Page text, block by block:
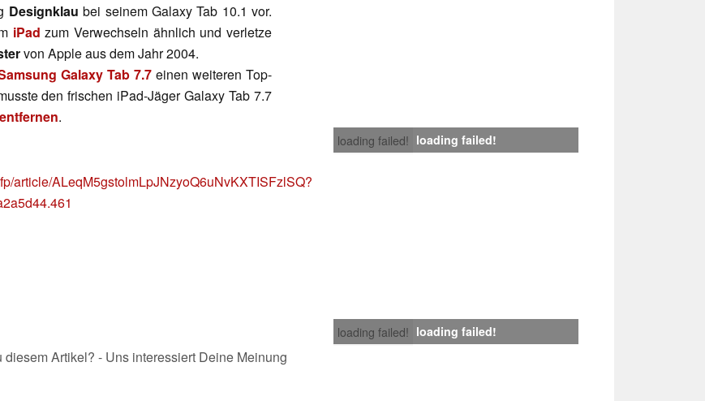
Designklau bei seinem Galaxy Tab 10.1 vor.
iPad zum Verwechseln ähnlich und verletze
von Apple aus dem Jahr 2004.
Galaxy Tab 7.7einen weiteren Top-
den frischen iPad-Jäger Galaxy Tab 7.7
entfernen.
loading failed! loading failed!
article/ALeqM5gstolmLpJNzyoQ6uNvKXTISFzlSQ?
loading failed! loading failed!
Artikel? - Uns interessiert Deine Meinung